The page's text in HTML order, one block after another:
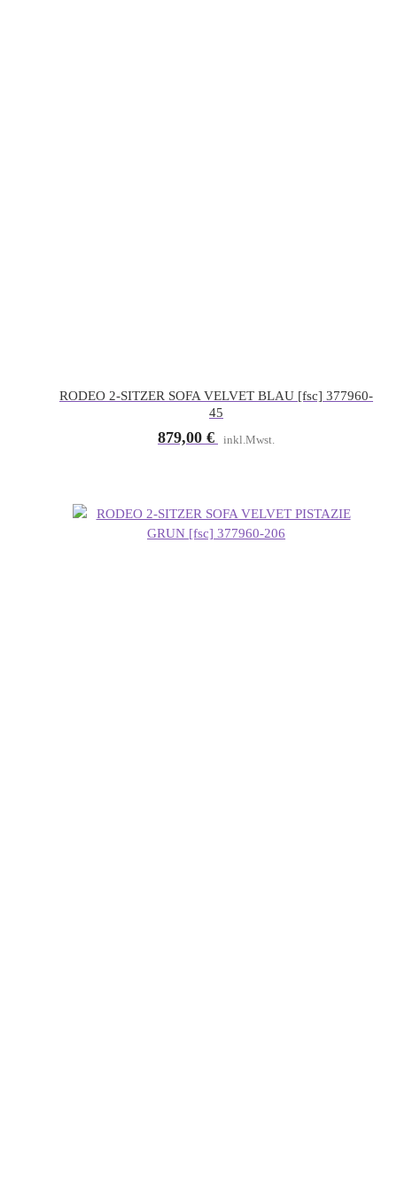
RODEO 2-SITZER SOFA VELVET BLAU [fsc] 377960-
45
879,00 € inkl.Mwst.